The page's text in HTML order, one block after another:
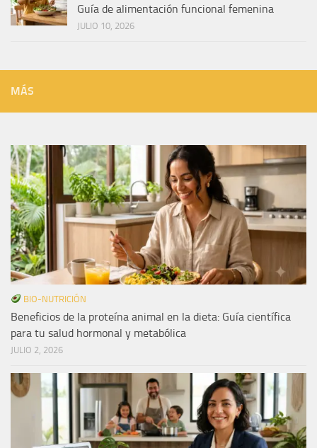
Guía de alimentación funcional femenina
JULIO 10, 2026
MÁS
BIO-NUTRICIÓN
Beneficios de la proteína animal en la dieta: Guía científica
para tu salud hormonal y metabólica
JULIO 2, 2026